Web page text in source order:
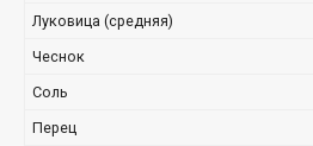
Луковица (средняя)
Чеснок
Соль
Перец